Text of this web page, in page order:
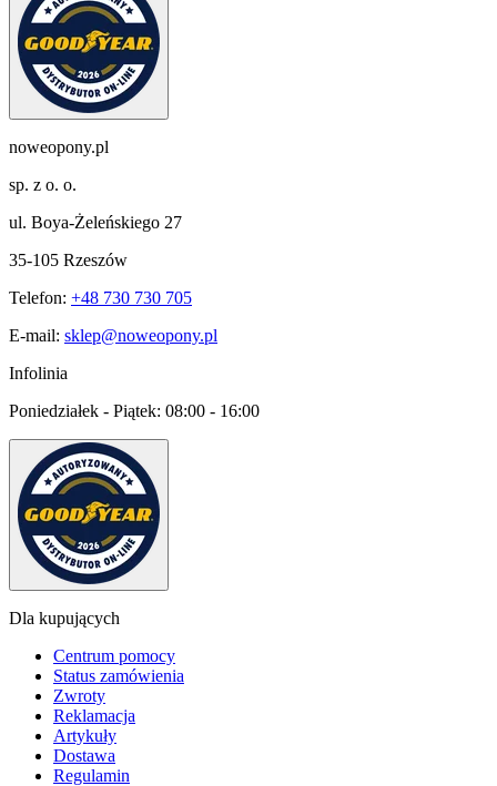
noweopony.pl
sp. z o. o.
ul. Boya-Żeleńskiego 27
35-105 Rzeszów
Telefon: +48 730 730 705
E-mail: sklep@noweopony.pl
Infolinia
Poniedziałek - Piątek: 08:00 - 16:00
Dla kupujących
Centrum pomocy
Status zamówienia
Zwroty
Reklamacja
Artykuły
Dostawa
Regulamin